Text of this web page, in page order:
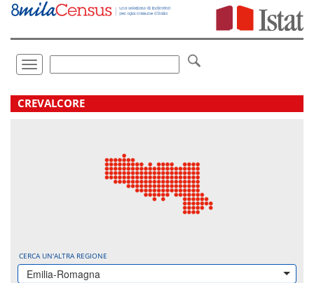
Vai
direttamente
Toggle
navigation
.
CREVALCORE
CERCA UN'ALTRA REGIONE
Emilia-Romagna